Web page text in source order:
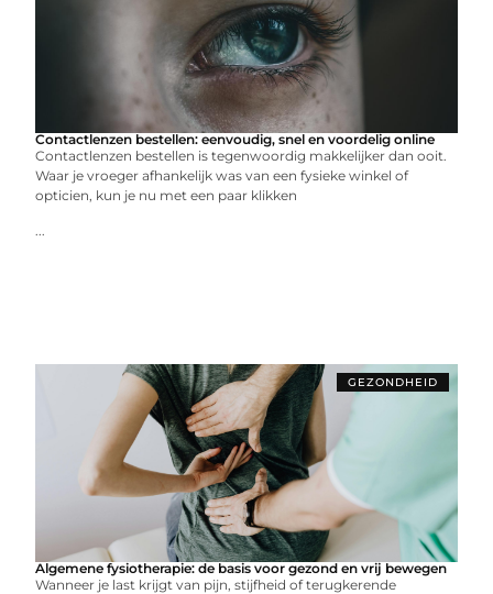
Contactlenzen bestellen: eenvoudig, snel en voordelig online
Contactlenzen bestellen is tegenwoordig makkelijker dan ooit.
Waar je vroeger afhankelijk was van een fysieke winkel of
opticien, kun je nu met een paar klikken
...
GEZONDHEID
Algemene fysiotherapie: de basis voor gezond en vrij bewegen
Wanneer je last krijgt van pijn, stijfheid of terugkerende